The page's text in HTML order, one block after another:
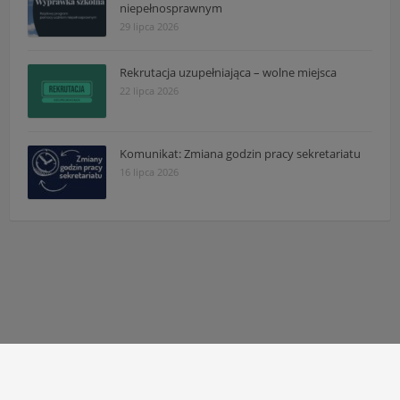
niepełnosprawnym
29 lipca 2026
Rekrutacja uzupełniająca – wolne miejsca
22 lipca 2026
Komunikat: Zmiana godzin pracy sekretariatu
16 lipca 2026